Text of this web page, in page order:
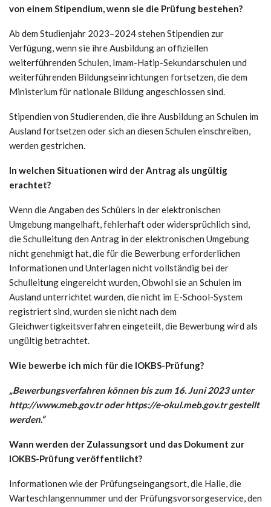
von einem Stipendium, wenn sie die Prüfung bestehen?
Ab dem Studienjahr 2023–2024 stehen Stipendien zur
Verfügung, wenn sie ihre Ausbildung an offiziellen
weiterführenden Schulen, Imam-Hatip-Sekundarschulen und
weiterführenden Bildungseinrichtungen fortsetzen, die dem
Ministerium für nationale Bildung angeschlossen sind.
Stipendien von Studierenden, die ihre Ausbildung an Schulen im
Ausland fortsetzen oder sich an diesen Schulen einschreiben,
werden gestrichen.
In welchen Situationen wird der Antrag als ungültig
erachtet?
Wenn die Angaben des Schülers in der elektronischen
Umgebung mangelhaft, fehlerhaft oder widersprüchlich sind,
die Schulleitung den Antrag in der elektronischen Umgebung
nicht genehmigt hat, die für die Bewerbung erforderlichen
Informationen und Unterlagen nicht vollständig bei der
Schulleitung eingereicht wurden, Obwohl sie an Schulen im
Ausland unterrichtet wurden, die nicht im E-School-System
registriert sind, wurden sie nicht nach dem
Gleichwertigkeitsverfahren eingeteilt, die Bewerbung wird als
ungültig betrachtet.
Wie bewerbe ich mich für die IOKBS-Prüfung?
„Bewerbungsverfahren können bis zum 16. Juni 2023 unter
http://www.meb.gov.tr ​​​​oder https://e-okul.meb.gov.tr ​​​​gestellt
werden.“
Wann werden der Zulassungsort und das Dokument zur
IOKBS-Prüfung veröffentlicht?
Informationen wie der Prüfungseingangsort, die Halle, die
Warteschlangennummer und der Prüfungsvorsorgeservice, den